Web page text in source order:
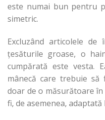
este numai bun pentru
simetric.
Excluzând articolele de
țesăturile groase, o
cumpărată este vesta.
mânecă care trebuie să
doar de o măsurătoare
fi, de asemenea, adaptată